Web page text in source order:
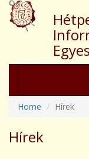
Home
Hírek
Hírek